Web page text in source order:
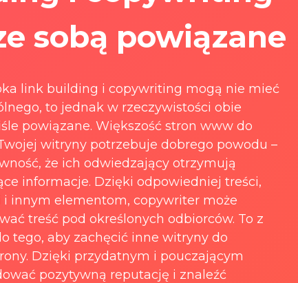
sobą powiązane
link building i copywriting mogą nie mieć
to jednak w rzeczywistości obie
powiązane. Większość stron www do
witryny potrzebuje dobrego powodu –
że ich odwiedzający otrzymują
informacje. Dzięki odpowiedniej treści,
innym elementom, copywriter może
treść pod określonych odbiorców. To z
tego, aby zachęcić inne witryny do
Dzięki przydatnym i pouczającym
pozytywną reputację i znaleźć